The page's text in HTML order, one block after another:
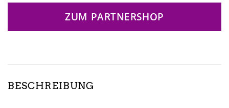
ZUM PARTNERSHOP
BESCHREIBUNG